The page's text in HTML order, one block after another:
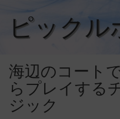
ピックル
海辺のコート
らプレイする
ジック